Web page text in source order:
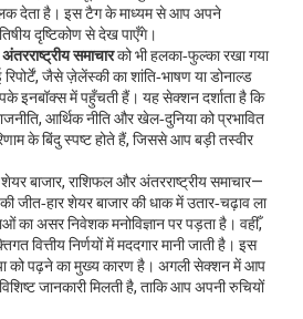
देता है। इस टैग के माध्यम से आप अपने
दृष्टिकोण से देख पाएँगे।
अंतरराष्ट्रीय समाचारको भी हलका‑फुल्का रखा गया
जैसे ज़ेलेंस्की का शांति‑भाषण या डोनाल्ड
इनबॉक्स में पहुँचती हैं। यह सेक्शन दर्शाता है कि
आर्थिक नीति और खेल‑दुनिया को प्रभावित
के बिंदु स्पष्ट होते हैं, जिससे आप बड़ी तस्वीर
बाजार, राशिफल और अंतरराष्ट्रीय समाचार—
जीत‑हार शेयर बाजार की धाक में उतार‑चढ़ाव ला
का असर निवेशक मनोविज्ञान पर पड़ता है। वहीँ,
वित्तीय निर्णयों में मददगार मानी जाती है। इस
को पढ़ने का मुख्य कारण है। अगली सेक्शन में आप
जानकारी मिलती है, ताकि आप अपनी रुचियों